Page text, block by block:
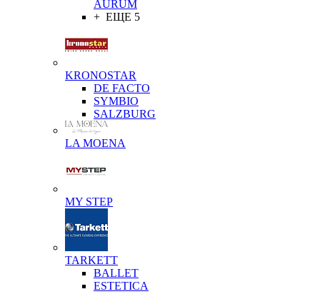
AURUM
+ ЕЩЕ 5
KRONOSTAR
DE FACTO
SYMBIO
SALZBURG
LA MOENA
MY STEP
TARKETT
BALLET
ESTETICA